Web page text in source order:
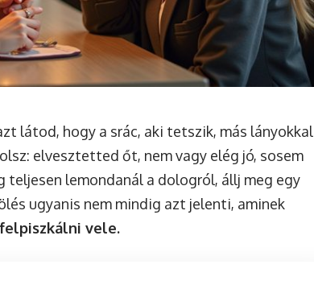
látod, hogy a srác, aki tetszik, más lányokkal
elvesztetted őt, nem vagy elég jó, sosem
lemondanál a dologról, állj meg egy
ugyanis nem mindig azt jelenti, aminek
vele.